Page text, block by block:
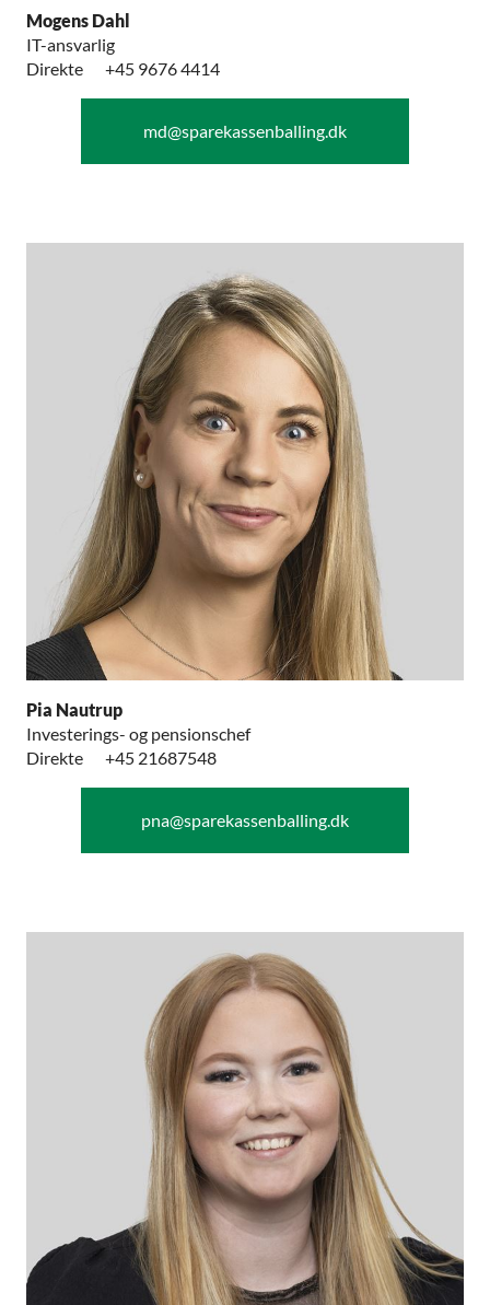
Mogens Dahl
IT-ansvarlig
Direkte
+45 9676 4414
md@sparekassenballing.dk
Pia Nautrup
Investerings- og pensionschef
Direkte
+45 21687548
pna@sparekassenballing.dk